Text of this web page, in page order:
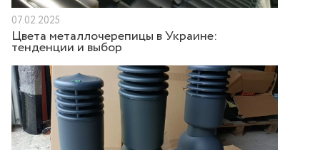
07.02.2025
Цвета металлочерепицы в Украине:
тенденции и выбор